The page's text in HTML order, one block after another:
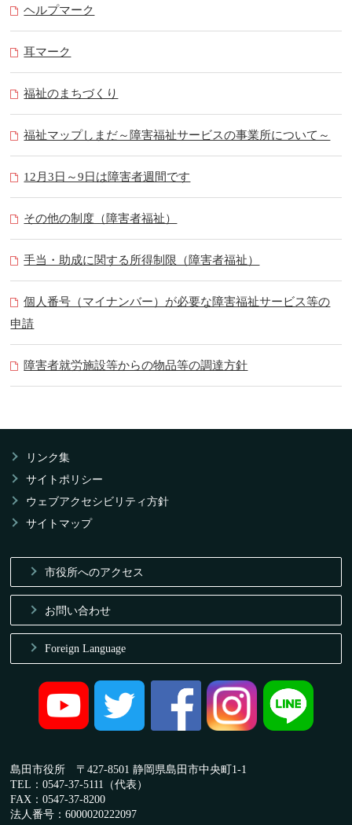
ヘルプマーク
耳マーク
福祉のまちづくり
福祉マップしまだ～障害福祉サービスの事業所について～
12月3日～9日は障害者週間です
その他の制度（障害者福祉）
手当・助成に関する所得制限（障害者福祉）
個人番号（マイナンバー）が必要な障害福祉サービス等の
申請
障害者就労施設等からの物品等の調達方針
リンク集
サイトポリシー
ウェブアクセシビリティ方針
サイトマップ
市役所へのアクセス
お問い合わせ
Foreign Language
島田市役所 〒427-8501 静岡県島田市中央町1-1
TEL：0547-37-5111（代表）
FAX：0547-37-8200
法人番号：6000020222097